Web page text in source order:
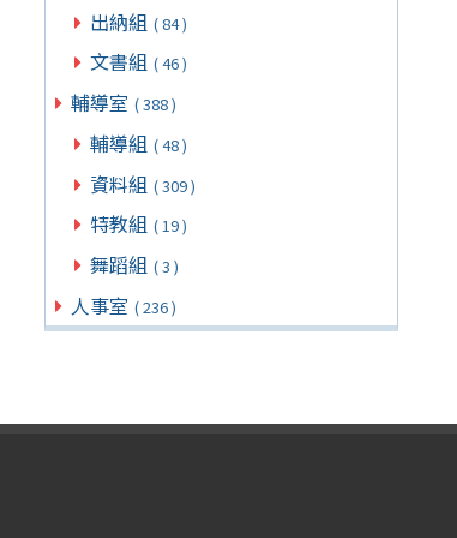
出納組 ( 84 )
文書組 ( 46 )
輔導室 ( 388 )
輔導組 ( 48 )
資料組 ( 309 )
特教組 ( 19 )
舞蹈組 ( 3 )
人事室 ( 236 )